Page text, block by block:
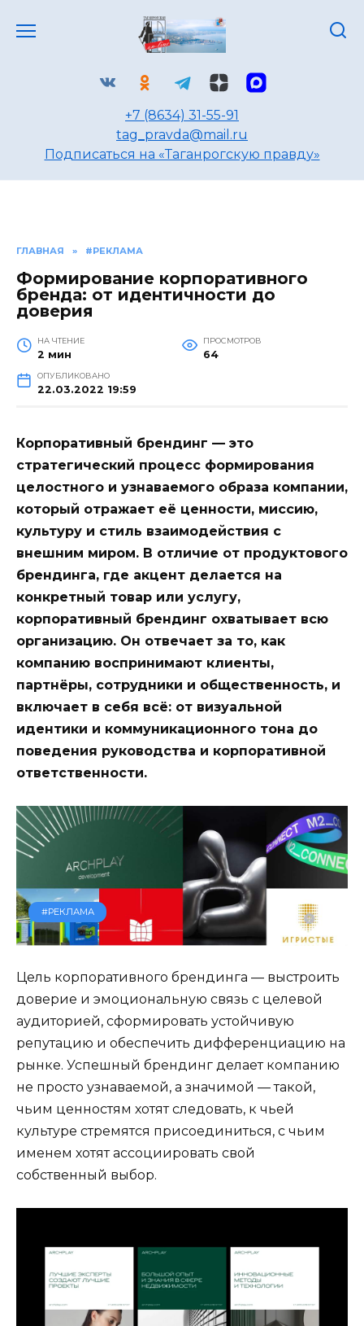
+7 (8634) 31-55-91
tag_pravda@mail.ru
Подписаться на «Таганрогскую правду»
ГЛАВНАЯ » #РЕКЛАМА
Формирование корпоративного
бренда: от идентичности до
доверия
НА ЧТЕНИЕ
2 мин
ПРОСМОТРОВ
64
ОПУБЛИКОВАНО
22.03.2022 19:59
Корпоративный брендинг — это
стратегический процесс формирования
целостного и узнаваемого образа компании,
который отражает её ценности, миссию,
культуру и стиль взаимодействия с
внешним миром. В отличие от продуктового
брендинга, где акцент делается на
конкретный товар или услугу,
корпоративный брендинг охватывает всю
организацию. Он отвечает за то, как
компанию воспринимают клиенты,
партнёры, сотрудники и общественность, и
включает в себя всё: от визуальной
идентики и коммуникационного тона до
поведения руководства и корпоративной
ответственности.
#РЕКЛАМА
Цель корпоративного брендинга — выстроить
доверие и эмоциональную связь с целевой
аудиторией, сформировать устойчивую
репутацию и обеспечить дифференциацию на
рынке. Успешный брендинг делает компанию
не просто узнаваемой, а значимой — такой,
чьим ценностям хотят следовать, к чьей
культуре стремятся присоединиться, с чьим
именем хотят ассоциировать свой
собственный выбор.